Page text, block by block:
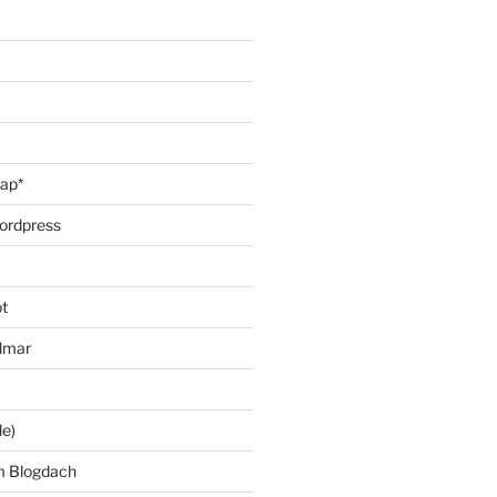
Blogdach